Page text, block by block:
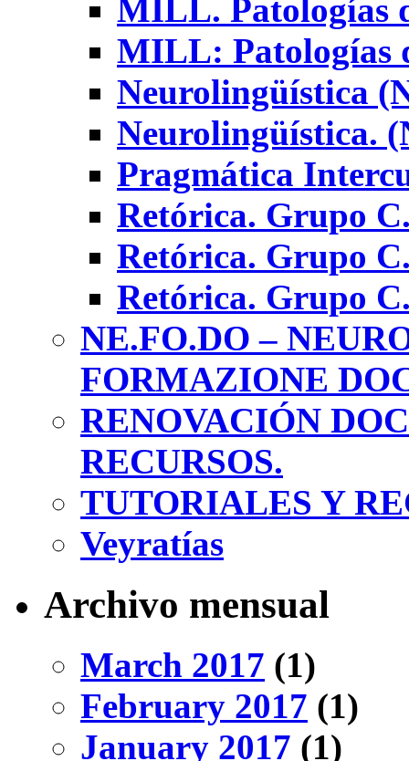
MILL. Patologías
MILL: Patologías
Neurolingüística
Neurolingüística.
Pragmática
Retórica. Grupo
Retórica. Grupo
Retórica. Grupo
NE.FO.DO –
FORMAZIONE
RENOVACIÓN
RECURSOS.
TUTORIALES Y
Veyratías
Archivo mensual
March 2017 (1)
February 2017 (1)
January 2017 (1)